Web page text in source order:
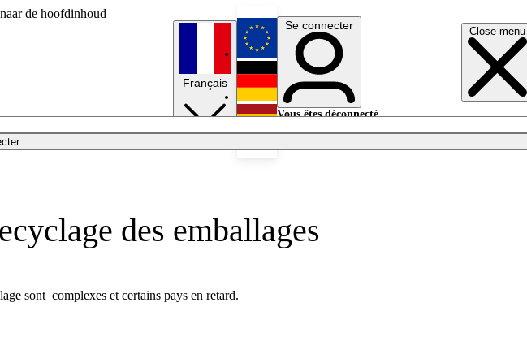
de hoofdinhoud
Close menu
Français
English
Deutsch
Se connecter
Vous êtes déconnecté.
des emballages
sont complexes et certains pays en retard.